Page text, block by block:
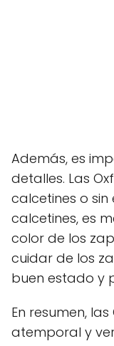
Además, es
detalles. Las
calcetines o sin
calcetines, es
color de los
cuidar de los
buen estado y
En resumen,
atemporal y